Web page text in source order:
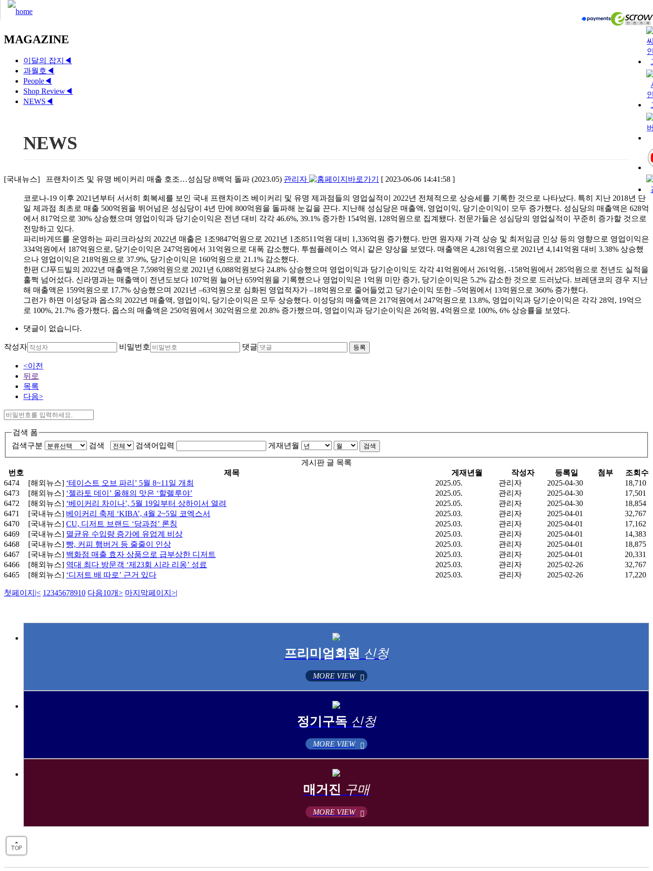
MAGAZINE
이달의 잡지 ◀
과월호 ◀
People◀
Shop Review◀
NEWS ◀
NEWS
[국내뉴스] 프랜차이즈 및 유명 베이커리 매출 호조…성심당 8백억 돌파 (2023.05) 관리자 [ 2023-06-06 14:41:58 ]
코로나-19 이후 2021년부터 서서히 회복세를 보인 국내 프랜차이즈 베이커리 및 유명 제과점들의 영업실적이 2022년 전체적으로 상승세를 기록한 것으로 나타났다. 특히 지난 2018년 단
일 제과점 최초로 매출 500억원을 뛰어넘은 성심당이 4년 만에 800억원을 돌파해 눈길을 끈다. 지난해 성심당은 매출액, 영업이익, 당기순이익이 모두 증가했다. 성심당의 매출액은 628억
에서 817억으로 30% 상승했으며 영업이익과 당기순이익은 전년 대비 각각 46.6%, 39.1% 증가한 154억원, 128억원으로 집계됐다. 전문가들은 성심당의 영업실적이 꾸준히 증가할 것으로
전망하고 있다.
파리바게뜨를 운영하는 파리크라상의 2022년 매출은 1조9847억원으로 2021년 1조8511억원 대비 1,336억원 증가했다. 반면 원자재 가격 상승 및 최저임금 인상 등의 영향으로 영업이익은
334억원에서 187억원으로, 당기순이익은 247억원에서 31억원으로 대폭 감소했다. 투썸플레이스 역시 같은 양상을 보였다. 매출액은 4,281억원으로 2021년 4,141억원 대비 3.38% 상승했
으나 영업이익은 218억원으로 37.9%, 당기순이익은 160억원으로 21.1% 감소했다.
한편 CJ푸드빌의 2022년 매출액은 7,598억원으로 2021년 6,088억원보다 24.8% 상승했으며 영업이익과 당기순이익도 각각 41억원에서 261억원, -158억원에서 285억원으로 전년도 실적을
훌쩍 넘어섰다. 신라명과는 매출액이 전년도보다 107억원 늘어난 659억원을 기록했으나 영업이익은 1억원 미만 증가, 당기순이익은 5.2% 감소한 것으로 드러났다. 브레댄코의 경우 지난
해 매출액은 159억원으로 17.7% 상승했으며 2021년 –63억원으로 심화된 영업적자가 –18억원으로 줄어들었고 당기순이익 또한 –5억원에서 13억원으로 360% 증가했다.
그런가 하면 이성당과 옵스의 2022년 매출액, 영업이익, 당기순이익은 모두 상승했다. 이성당의 매출액은 217억원에서 247억원으로 13.8%, 영업이익과 당기순이익은 각각 28억, 19억으
로 100%, 21.7% 증가했다. 옵스의 매출액은 250억원에서 302억원으로 20.8% 증가했으며, 영업이익과 당기순이익은 26억원, 4억원으로 100%, 6% 상승률을 보였다.
댓글이 없습니다.
작성자 비밀번호 댓글 등록
<이전
뒤로
목록
다음>
검색 폼
검색구분
검색 검색어입력 게재년월 검색
게시판 글 목록
번호
제목 게재년월 작성자 등록일 첨부
조회수
6474
[해외뉴스] ‘테이스트 오브 파리’ 5월 8~11일 개최 2025.05. 관리자 2025-04-30
18,710
6473
[해외뉴스] ‘젤라토 데이’ 올해의 맛은 ‘할렐루야’ 2025.05. 관리자 2025-04-30
17,501
6472
[해외뉴스] ‘베이커리 차이나’, 5월 19일부터 상하이서 열려 2025.05. 관리자 2025-04-30
18,854
6471
[국내뉴스] 베이커리 축제 ‘KIBA’, 4월 2~5일 코엑스서 2025.03. 관리자 2025-04-01
32,767
6470
[국내뉴스] CU, 디저트 브랜드 ‘당과점’ 론칭 2025.03. 관리자 2025-04-01
17,162
6469
[국내뉴스] 멸균유 수입량 증가에 유업계 비상 2025.03. 관리자 2025-04-01
14,383
6468
[국내뉴스] 빵, 커피 햄버거 등 줄줄이 인상 2025.03. 관리자 2025-04-01
18,875
6467
[국내뉴스] 백화점 매출 효자 상품으로 급부상한 디저트 2025.03. 관리자 2025-04-01
20,331
6466
[해외뉴스] 역대 최다 방문객 ‘제23회 시라 리옹’ 성료 2025.03. 관리자 2025-02-26
32,767
6465
[해외뉴스] ‘디저트 배 따로’ 근거 있다 2025.03. 관리자 2025-02-26 17,220
첫페이지 |< 1 2345678910 다음10개> 마지막페이지 >|
프리미엄회원 신청
MORE VIEW
정기구독 신청
MORE VIEW
매거진 구매
MORE VIEW